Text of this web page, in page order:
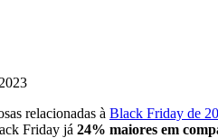
relacionadas à Black Friday de
Friday já 24% maiores em